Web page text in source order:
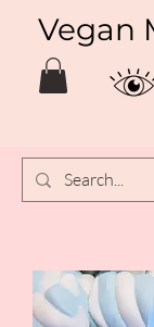
Vegan